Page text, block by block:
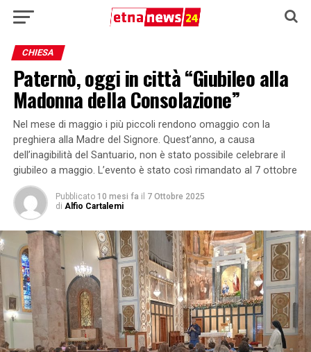
CHIESA
Paternò, oggi in città “Giubileo alla
Madonna della Consolazione”
Nel mese di maggio i più piccoli rendono omaggio con la
preghiera alla Madre del Signore. Quest’anno, a causa
dell’inagibilità del Santuario, non è stato possibile celebrare il
giubileo a maggio. L’evento è stato così rimandato al 7 ottobre
Pubblicato 10 mesi fa il 7 Ottobre 2025
di Alfio Cartalemi